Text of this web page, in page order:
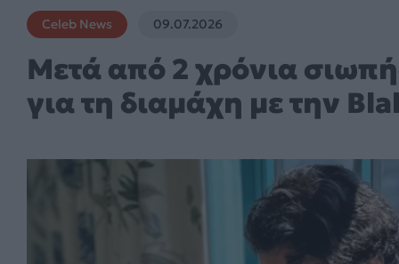
Celeb News 09.07.2026
Μετά από 2 χρόνια
για τη διαμάχη με την